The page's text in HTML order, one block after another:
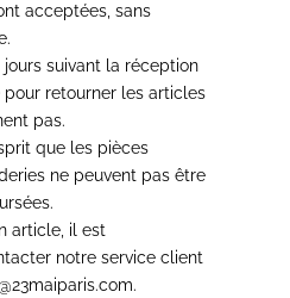
acceptées, sans
.
jours suivant la réception
retourner les articles
pas.
que les pièces
ne peuvent pas être
.
article, il est
notre service client